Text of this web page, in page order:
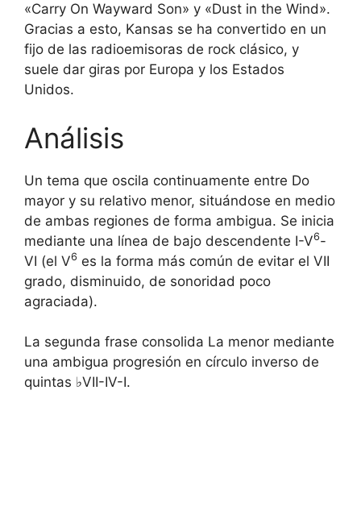
«Carry On Wayward Son» y «Dust in the Wind».
Gracias a esto, Kansas se ha convertido en un
fijo de las radioemisoras de rock clásico, y
suele dar giras por Europa y los Estados
Unidos.
Análisis
Un tema que oscila continuamente entre Do
mayor y su relativo menor, situándose en medio
de ambas regiones de forma ambigua. Se inicia
mediante una línea de bajo descendente I-V6-
VI (el V6 es la forma más común de evitar el VII
grado, disminuido, de sonoridad poco
agraciada).
La segunda frase consolida La menor mediante
una ambigua progresión en círculo inverso de
quintas ♭VII-IV-I.